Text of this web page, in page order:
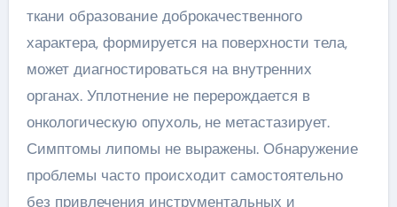
ткани образование доброкачественного
характера, формируется на поверхности тела,
может диагностироваться на внутренних
органах. Уплотнение не перерождается в
онкологическую опухоль, не метастазирует.
Симптомы липомы не выражены. Обнаружение
проблемы часто происходит самостоятельно
без привлечения инструментальных и